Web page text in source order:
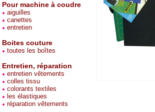
Pour machine à coudre
aiguilles
canettes
entretien
Boites couture
toutes les boîtes
Entretien, réparation
entretien vêtements
colles tissu
colorants textiles
les élastiques
réparation vêtements